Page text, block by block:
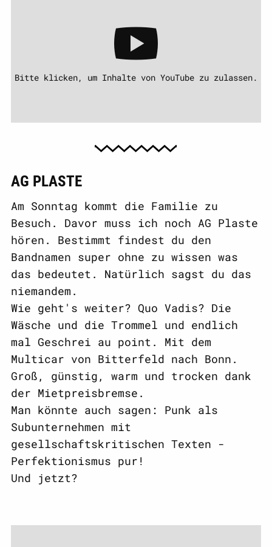
Bitte klicken, um Inhalte von YouTube zu zulassen.
AG PLASTE
Am Sonntag kommt die Familie zu
Besuch. Davor muss ich noch AG Plaste
hören. Bestimmt findest du den
Bandnamen super ohne zu wissen was
das bedeutet. Natürlich sagst du das
niemandem.
Wie geht's weiter? Quo Vadis? Die
Wäsche und die Trommel und endlich
mal Geschrei au point. Mit dem
Multicar von Bitterfeld nach Bonn.
Groß, günstig, warm und trocken dank
der Mietpreisbremse.
Man könnte auch sagen: Punk als
Subunternehmen mit
gesellschaftskritischen Texten -
Perfektionismus pur!
Und jetzt?